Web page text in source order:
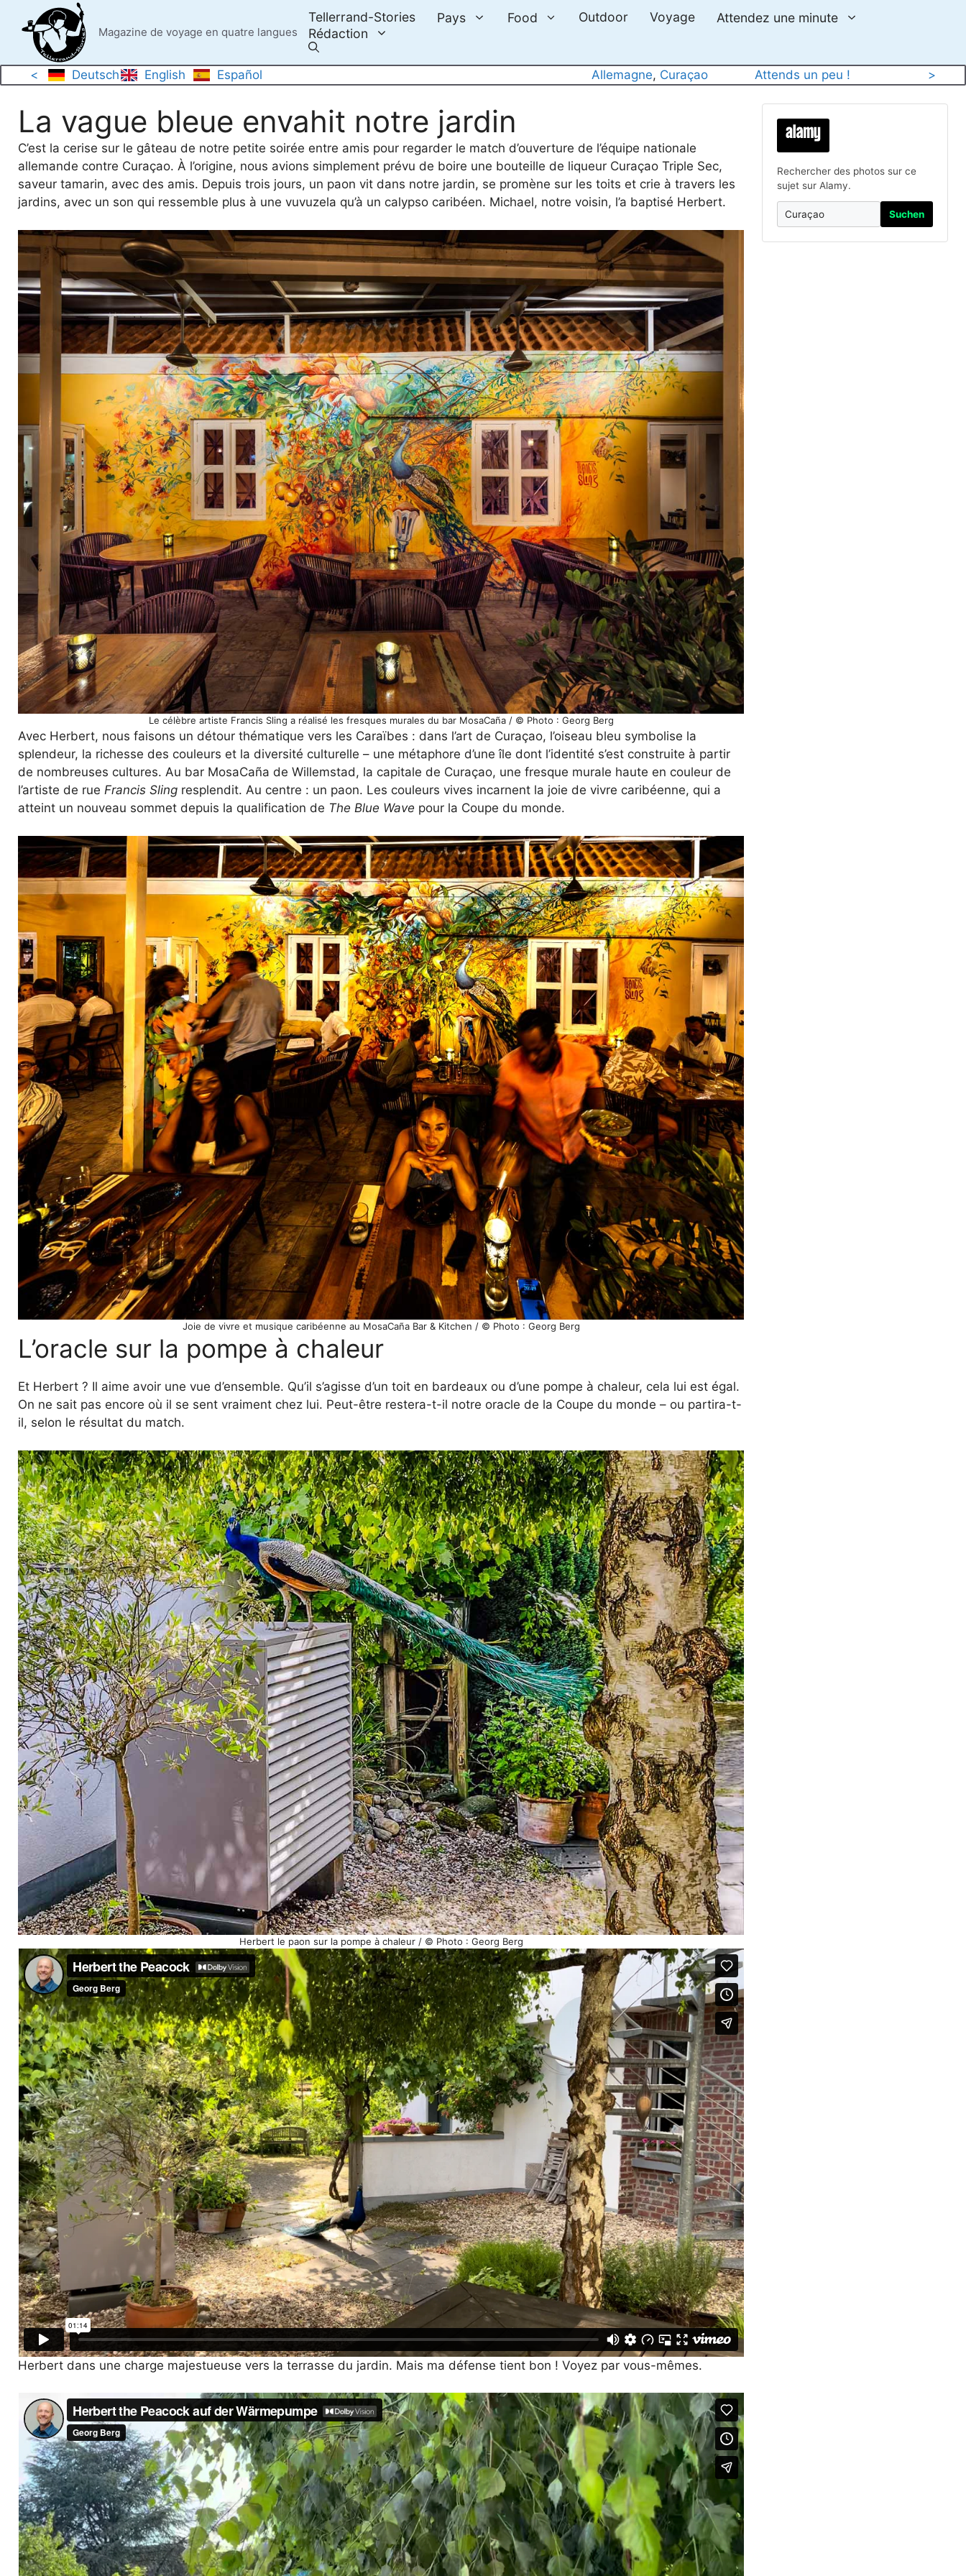
content
Magazine de voyage en quatre langues
Tellerrand-Stories Pays Food Outdoor Voyage
Attendez une minute
Rédaction
< Deutsch English Español Allemagne, Curaçao Attends un peu ! >
La vague bleue envahit notre jardin
C’est la cerise sur le gâteau de notre petite soirée entre amis pour regarder le match d’ouverture de l’équipe nationale
allemande contre Curaçao. À l’origine, nous avions simplement prévu de boire une bouteille de liqueur Curaçao Triple Sec,
saveur tamarin, avec des amis. Depuis trois jours, un paon vit dans notre jardin, se promène sur les toits et crie à travers les
jardins, avec un son qui ressemble plus à une vuvuzela qu’à un calypso caribéen. Michael, notre voisin, l’a baptisé Herbert.
Le célèbre artiste Francis Sling a réalisé les fresques murales du bar MosaCaña / © Photo : Georg Berg
Avec Herbert, nous faisons un détour thématique vers les Caraïbes : dans l’art de Curaçao, l’oiseau bleu symbolise la
splendeur, la richesse des couleurs et la diversité culturelle – une métaphore d’une île dont l’identité s’est construite à partir
de nombreuses cultures. Au bar MosaCaña de Willemstad, la capitale de Curaçao, une fresque murale haute en couleur de
l’artiste de rue Francis Sling resplendit. Au centre : un paon. Les couleurs vives incarnent la joie de vivre caribéenne, qui a
atteint un nouveau sommet depuis la qualification de The Blue Wave pour la Coupe du monde.
Joie de vivre et musique caribéenne au MosaCaña Bar & Kitchen / © Photo : Georg Berg
L’oracle sur la pompe à chaleur
Et Herbert ? Il aime avoir une vue d’ensemble. Qu’il s’agisse d’un toit en bardeaux ou d’une pompe à chaleur, cela lui est égal.
On ne sait pas encore où il se sent vraiment chez lui. Peut-être restera-t-il notre oracle de la Coupe du monde – ou partira-t-
il, selon le résultat du match.
Herbert le paon sur la pompe à chaleur / © Photo : Georg Berg
Herbert dans une charge majestueuse vers la terrasse du jardin. Mais ma défense tient bon ! Voyez par vous-mêmes.
Rechercher des photos sur ce
sujet sur Alamy.
Suchen